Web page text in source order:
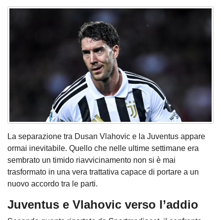
La separazione tra Dusan Vlahovic e la Juventus appare
ormai inevitabile. Quello che nelle ultime settimane era
sembrato un timido riavvicinamento non si è mai
trasformato in una vera trattativa capace di portare a un
nuovo accordo tra le parti.
Juventus e Vlahovic verso l’addio